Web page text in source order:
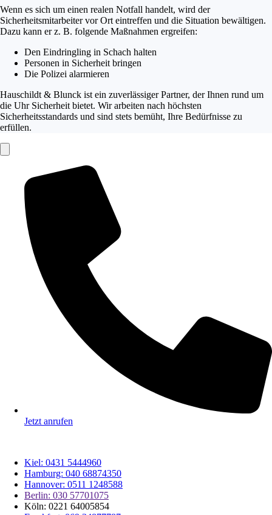
Wenn es sich um einen realen Notfall handelt, wird der
Sicherheitsmitarbeiter vor Ort eintreffen und die Situation bewältigen.
Dazu kann er z. B. folgende Maßnahmen ergreifen:
Den Eindringling in Schach halten
Personen in Sicherheit bringen
Die Polizei alarmieren
Hauschildt & Blunck ist ein zuverlässiger Partner, der Ihnen rund um
die Uhr Sicherheit bietet. Wir arbeiten nach höchsten
Sicherheitsstandards und sind stets bemüht, Ihre Bedürfnisse zu
erfüllen.
Jetzt anrufen
Kiel: 0431 5444960
Hamburg: 040 68874350
Hannover: 0511 1248588
Berlin: 030 57701075
Köln: 0221 64005854